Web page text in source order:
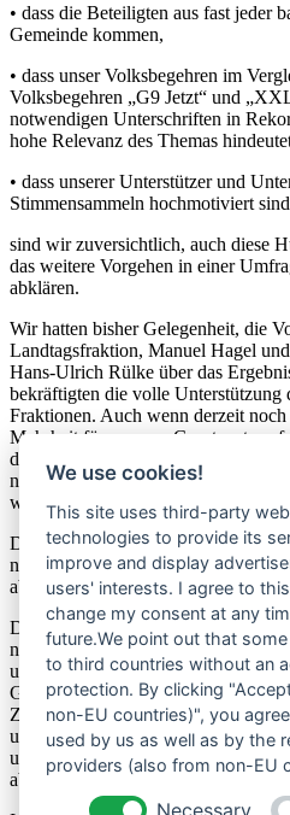
• dass die Beteiligten aus fast jeder
Gemeinde kommen,
• dass unser Volksbegehren im
Volksbegehren „G9 Jetzt“ und
notwendigen Unterschriften in
hohe Relevanz des Themas
• dass unserer Unterstützer und
Stimmensammeln hochmotiviert sind
sind wir zuversichtlich, auch diese
das weitere Vorgehen in einer
abklären.
Wir hatten bisher Gelegenheit, die
Landtagsfraktion, Manuel Hagel
Hans-Ulrich Rülke über das
bekräftigten die volle Unterstützung
Fraktionen. Auch wenn derzeit
Mehrheit für unseren Gesetzentwurf
davon aus, dass bei einem
neu gemischt werden, da ein klares
werden dürfte.
Der SPD-Fraktion haben wir
nachdem laut Umfragen 57% der
ablehnen.
Die Aktualität unseres
nachdem es weiterhin Bestrebungen
und der Kommunen, sowie in
Gendern durch die Hintertür
Zeugnisse in Stuttgarter Schulen
und den Pädagogischen
und Empfehlungen zur Verwendung
abweichend von den Regeln des
We use cookies!
This site uses third-party
technologies to provide its
improve and display
users' interests. I agree to
change my consent at any
future.We point out that
to third countries without an
protection. By clicking
non-EU countries)", you
used by us as well as by the
providers (also from non-EU
Necessary